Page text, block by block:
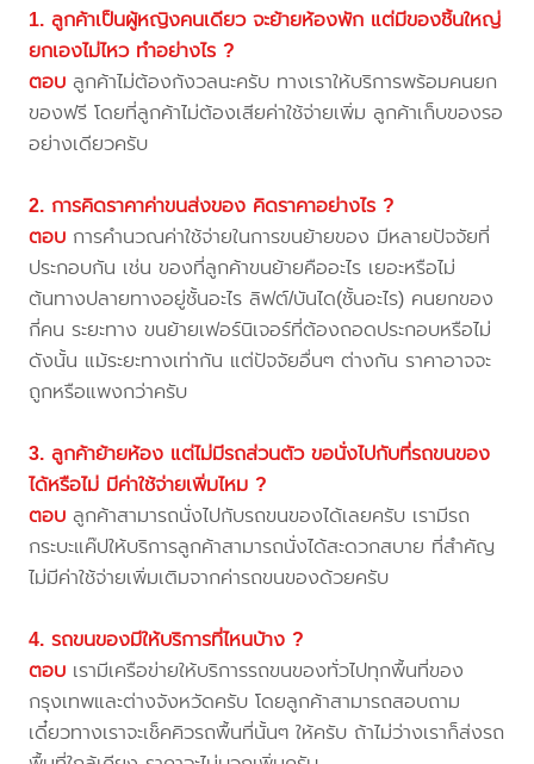
1. ลูกค้าเป็นผู้หญิงคนเดียว จะย้ายห้องพัก แต่มีของชิ้นใหญ่
ยกเองไม่ไหว ทำอย่างไร ?
ตอบ ลูกค้าไม่ต้องกังวลนะครับ ทางเราให้บริการพร้อมคนยก
ของฟรี โดยที่ลูกค้าไม่ต้องเสียค่าใช้จ่ายเพิ่ม ลูกค้าเก็บของรอ
อย่างเดียวครับ
2. การคิดราคาค่าขนส่งของ คิดราคาอย่างไร ?
ตอบ การคำนวณค่าใช้จ่ายในการขนย้ายของ มีหลายปัจจัยที่
ประกอบกัน เช่น ของที่ลูกค้าขนย้ายคืออะไร เยอะหรือไม่
ต้นทางปลายทางอยู่ชั้นอะไร ลิฟต์/บันได(ชั้นอะไร) คนยกของ
กี่คน ระยะทาง ขนย้ายเฟอร์นิเจอร์ที่ต้องถอดประกอบหรือไม่
ดังนั้น แม้ระยะทางเท่ากัน แต่ปัจจัยอื่นๆ ต่างกัน ราคาอาจจะ
ถูกหรือแพงกว่าครับ
3. ลูกค้าย้ายห้อง แต่ไม่มีรถส่วนตัว ขอนั่งไปกับที่รถขนของ
ได้หรือไม่ มีค่าใช้จ่ายเพิ่มไหม ?
ตอบ ลูกค้าสามารถนั่งไปกับรถขนของได้เลยครับ เรามีรถ
กระบะแค๊ปให้บริการลูกค้าสามารถนั่งได้สะดวกสบาย ที่สำคัญ
ไม่มีค่าใช้จ่ายเพิ่มเติมจากค่ารถขนของด้วยครับ
4. รถขนของมีให้บริการที่ไหนบ้าง ?
ตอบ เรามีเครือข่ายให้บริการรถขนของทั่วไปทุกพื้นที่ของ
กรุงเทพและต่างจังหวัดครับ โดยลูกค้าสามารถสอบถาม
เดี๋ยวทางเราจะเช็คคิวรถพื้นที่นั้นๆ ให้ครับ ถ้าไม่ว่างเราก็ส่งรถ